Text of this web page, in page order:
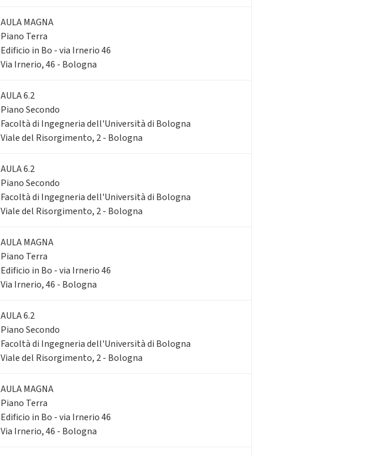
AULA MAGNA
Piano Terra
Edificio in Bo - via Irnerio 46
Via Irnerio, 46 - Bologna
AULA 6.2
Piano Secondo
Facoltà di Ingegneria dell'Università di Bologna
Viale del Risorgimento, 2 - Bologna
AULA 6.2
Piano Secondo
Facoltà di Ingegneria dell'Università di Bologna
Viale del Risorgimento, 2 - Bologna
AULA MAGNA
Piano Terra
Edificio in Bo - via Irnerio 46
Via Irnerio, 46 - Bologna
AULA 6.2
Piano Secondo
Facoltà di Ingegneria dell'Università di Bologna
Viale del Risorgimento, 2 - Bologna
AULA MAGNA
Piano Terra
Edificio in Bo - via Irnerio 46
Via Irnerio, 46 - Bologna